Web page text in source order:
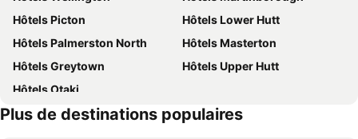
Wairarapa Home Show
Miramar
Wellington Hospital
Musée de Nouvelle-Zélande - Te Papa Tongarewa
Ferry Interislander
Zoo de Wellington
Hôtels Picton
Hôtels Lower Hutt
Hôtels Palmerston North
Hôtels Masterton
Hôtels Greytown
Hôtels Upper Hutt
Hôtels Otaki
Plus de destinations populaires